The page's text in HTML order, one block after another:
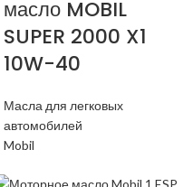
масло MOBIL
SUPER 2000 X1
10W-40
Масла для легковых
автомобилей
Mobil